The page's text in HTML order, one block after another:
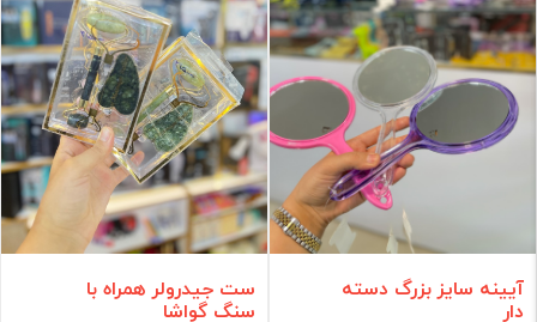
آیینه سایز بزرگ دسته
دار
ست جیدرولر همراه با
سنگ گواشا